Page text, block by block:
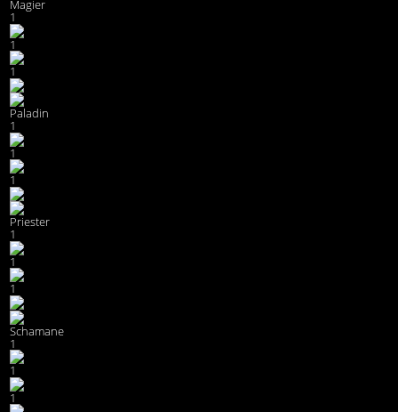
Magier
1
1
1
Paladin
1
1
1
Priester
1
1
1
Schamane
1
1
1